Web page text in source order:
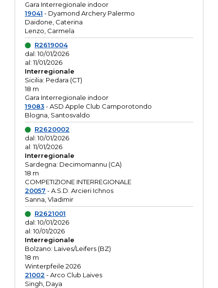
Gara Interregionale indoor
19041 - Dyamond Archery Palermo
Daidone, Caterina
Lenzo, Carmela
R2619004
dal: 10/01/2026
al: 11/01/2026
Interregionale
Sicilia: Pedara (CT)
18 m
Gara Interregionale indoor
19083- ASD Apple Club Camporotondo
Blogna, Santosvaldo
R2620002
dal: 10/01/2026
al: 11/01/2026
Interregionale
Sardegna: Decimomannu (CA)
18 m
COMPETIZIONE INTERREGIONALE
20057 - A.S.D. Arcieri Ichnos
Sanna, Vladimir
R2621001
dal: 10/01/2026
al: 10/01/2026
Interregionale
Bolzano: Laives/Leifers (BZ)
18 m
Winterpfeile 2026
21002 - Arco Club Laives
Singh, Daya